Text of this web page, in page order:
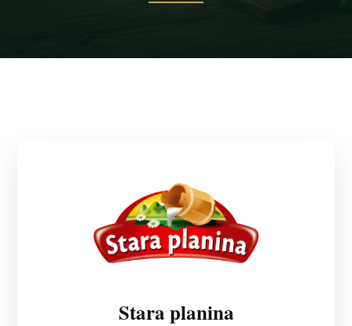
Stara planina